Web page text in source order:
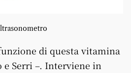
di questa vitamina
e Serri –. Interviene in